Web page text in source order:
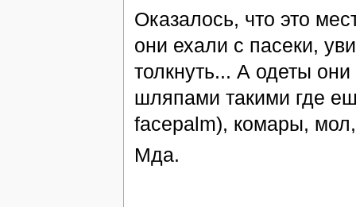
Оказалось, что это
они ехали с пасеки,
толкнуть... А одеты
шляпами такими где
facepalm), комары,
Мда.